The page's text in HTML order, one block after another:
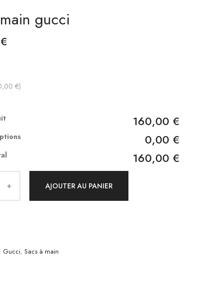
gucci
€
€)
160,00 €
0,00 €
160,00 €
AJOUTER AU PANIER
Gucci, Sacs à main